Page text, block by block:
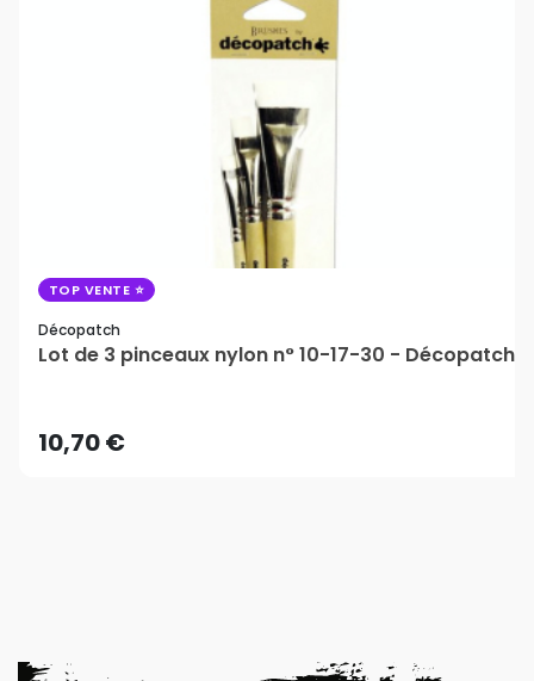
TOP VENTE
Décopatch
Lot de 3 pinceaux nylon n° 10-17-30 - Décopatch
10,70 €